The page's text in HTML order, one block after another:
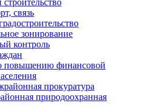
связь
зонирование
контроль
повышению финансовой
прокуратура
природоохранная